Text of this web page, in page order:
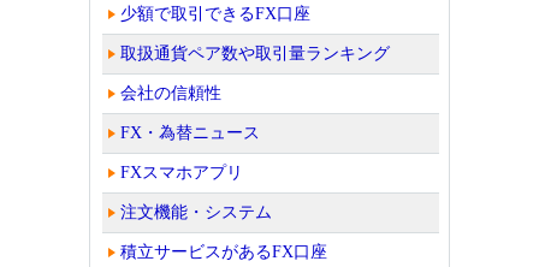
少額で取引できるFX口座
取扱通貨ペア数や取引量ランキング
会社の信頼性
FX・為替ニュース
FXスマホアプリ
注文機能・システム
積立サービスがあるFX口座